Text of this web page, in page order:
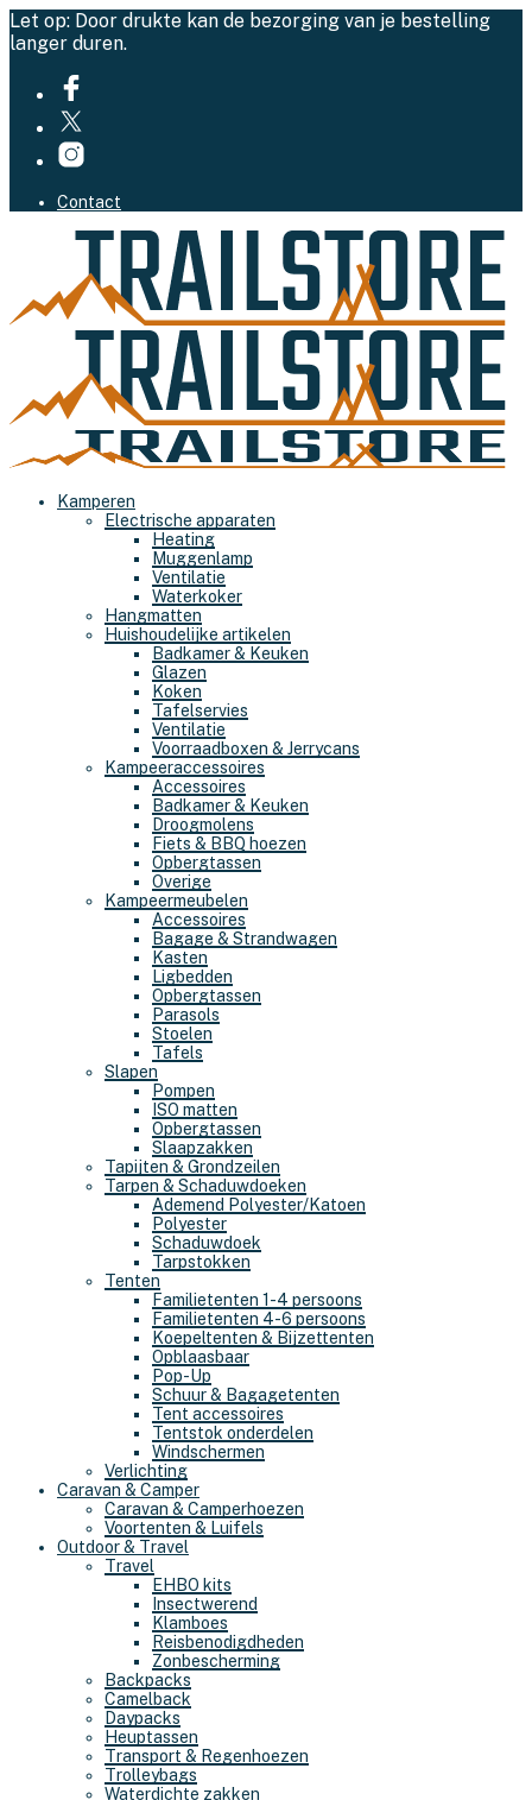
Let op: Door drukte kan de bezorging van je bestelling
langer duren.
Contact
Kamperen
Electrische apparaten
Heating
Muggenlamp
Ventilatie
Waterkoker
Hangmatten
Huishoudelijke artikelen
Badkamer & Keuken
Glazen
Koken
Tafelservies
Ventilatie
Voorraadboxen & Jerrycans
Kampeeraccessoires
Accessoires
Badkamer & Keuken
Droogmolens
Fiets & BBQ hoezen
Opbergtassen
Overige
Kampeermeubelen
Accessoires
Bagage & Strandwagen
Kasten
Ligbedden
Opbergtassen
Parasols
Stoelen
Tafels
Slapen
Pompen
ISO matten
Opbergtassen
Slaapzakken
Tapijten & Grondzeilen
Tarpen & Schaduwdoeken
Ademend Polyester/Katoen
Polyester
Schaduwdoek
Tarpstokken
Tenten
Familietenten 1-4 persoons
Familietenten 4-6 persoons
Koepeltenten & Bijzettenten
Opblaasbaar
Pop-Up
Schuur & Bagagetenten
Tent accessoires
Tentstok onderdelen
Windschermen
Verlichting
Caravan & Camper
Caravan & Camperhoezen
Voortenten & Luifels
Outdoor & Travel
Travel
EHBO kits
Insectwerend
Klamboes
Reisbenodigdheden
Zonbescherming
Backpacks
Camelback
Daypacks
Heuptassen
Transport & Regenhoezen
Trolleybags
Waterdichte zakken